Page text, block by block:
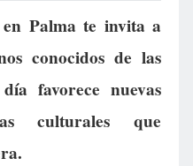
Palma te invita a
conocidos de las
favorece nuevas
culturales que